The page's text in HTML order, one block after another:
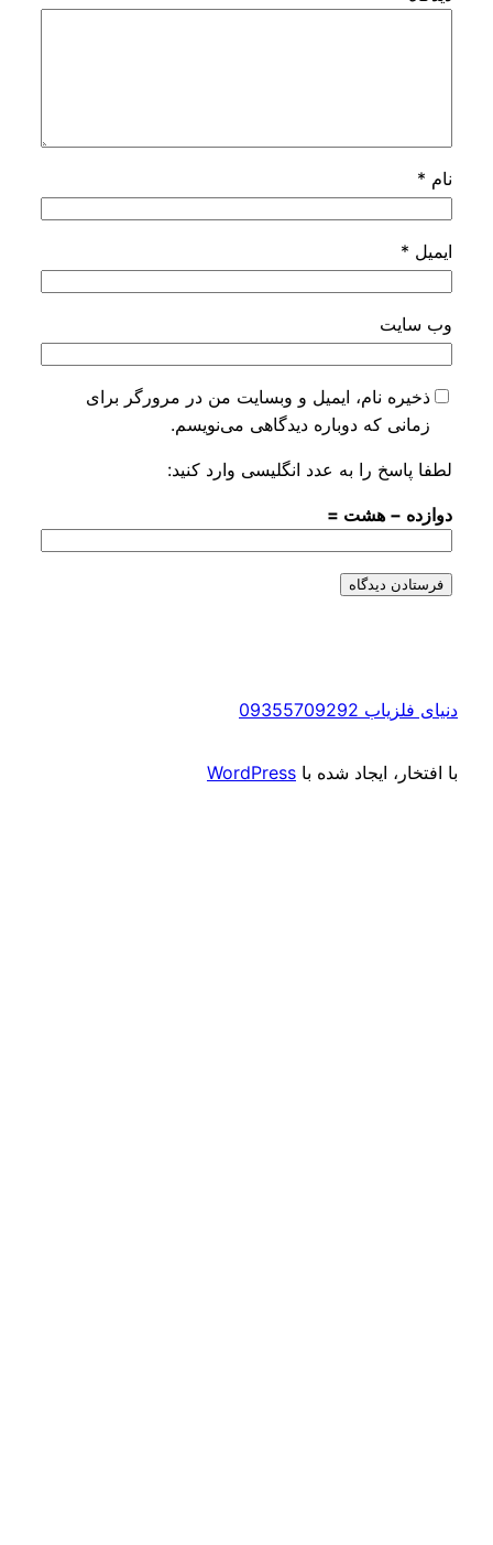
نام، ایمیل و وبسایت من در مرورگر برای
که دوباره دیدگاهی می‌نویسم.
را به عدد انگلیسی وارد کنید:
− هشت =
09355709292
ایجاد شده باWordPress